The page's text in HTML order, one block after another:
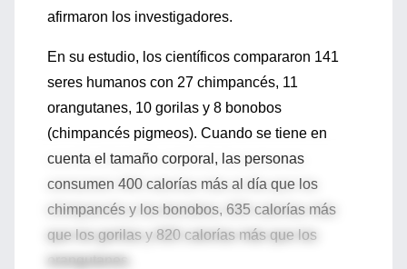
afirmaron los investigadores.
En su estudio, los científicos compararon 141
seres humanos con 27 chimpancés, 11
orangutanes, 10 gorilas y 8 bonobos
(chimpancés pigmeos). Cuando se tiene en
cuenta el tamaño corporal, las personas
consumen 400 calorías más al día que los
chimpancés y los bonobos, 635 calorías más
que los gorilas y 820 calorías más que los
orangutanes.